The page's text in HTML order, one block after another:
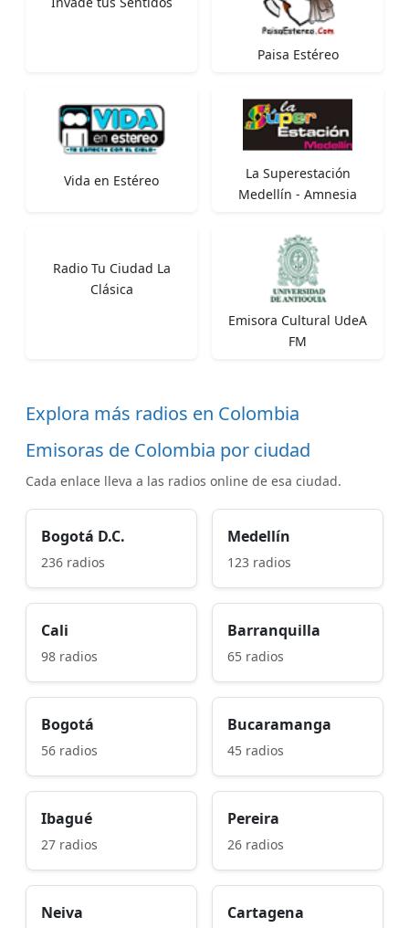
Paisa Estéreo
Vida en Estéreo
La Superestación
Medellín - Amnesia
Radio Tu Ciudad La
Clásica
Emisora Cultural UdeA
FM
Explora más radios en Colombia
Emisoras de Colombia por ciudad
Cada enlace lleva a las radios online de esa ciudad.
Bogotá D.C.
236 radios
Medellín
123 radios
Cali
98 radios
Barranquilla
65 radios
Bogotá
56 radios
Bucaramanga
45 radios
Ibagué
27 radios
Pereira
26 radios
Neiva Cartagena